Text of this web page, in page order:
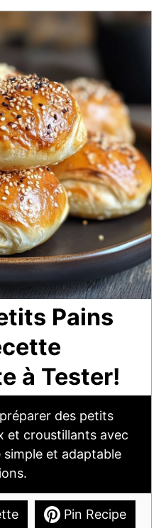
Pains
à Tester!
des petits
et croustillants avec
et adaptable
Pin Recipe